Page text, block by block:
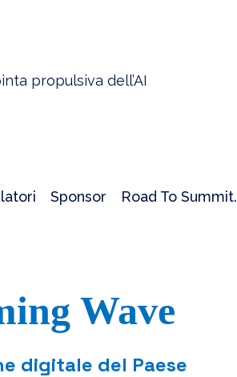
propulsiva dell’AI
Sponsor Road To Summit.
Wave
digitale del Paese